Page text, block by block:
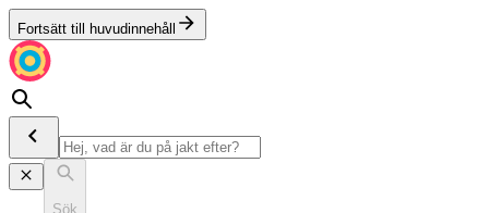
Fortsätt till huvudinnehåll
Sök